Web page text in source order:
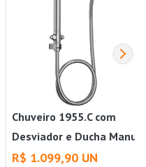
Chuveiro 1955.C com
Desviador e Ducha
Flex Deca
R$ 1.099,90 UN